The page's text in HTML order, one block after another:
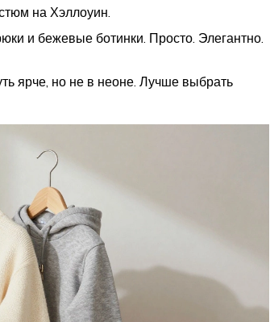
на Хэллоуин.
и бежевые ботинки. Просто. Элегантно.
ярче, но не в неоне. Лучше выбрать